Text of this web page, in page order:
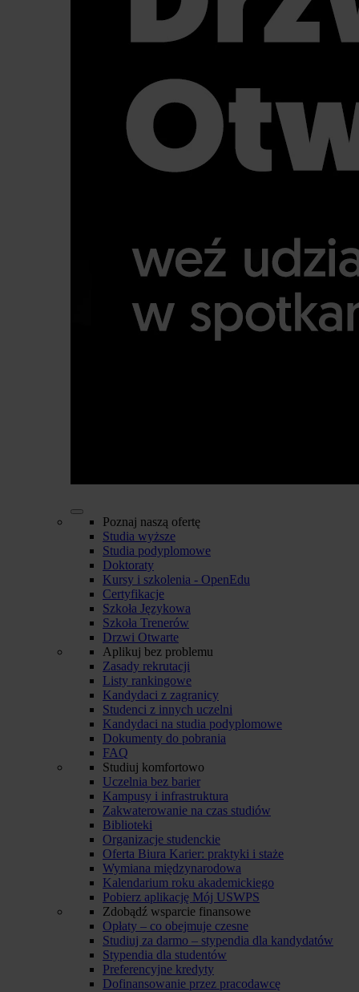
Poznaj naszą ofertę
Studia wyższe
Studia podyplomowe
Doktoraty
Kursy i szkolenia - OpenEdu
Certyfikacje
Szkoła Językowa
Szkoła Trenerów
Drzwi Otwarte
Aplikuj bez problemu
Zasady rekrutacji
Listy rankingowe
Kandydaci z zagranicy
Studenci z innych uczelni
Kandydaci na studia podyplomowe
Dokumenty do pobrania
FAQ
Studiuj komfortowo
Uczelnia bez barier
Kampusy i infrastruktura
Zakwaterowanie na czas studiów
Biblioteki
Organizacje studenckie
Oferta Biura Karier: praktyki i staże
Wymiana międzynarodowa
Kalendarium roku akademickiego
Pobierz aplikację Mój USWPS
Zdobądź wsparcie finansowe
Opłaty – co obejmuje czesne
Studiuj za darmo – stypendia dla kandydatów
Stypendia dla studentów
Preferencyjne kredyty
Dofinansowanie przez pracodawcę